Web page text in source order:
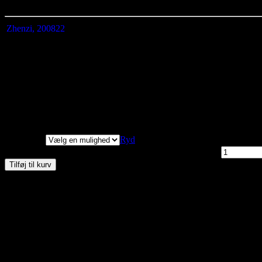
Zhenzi, 200822
Ryd
Tilføj til kurv